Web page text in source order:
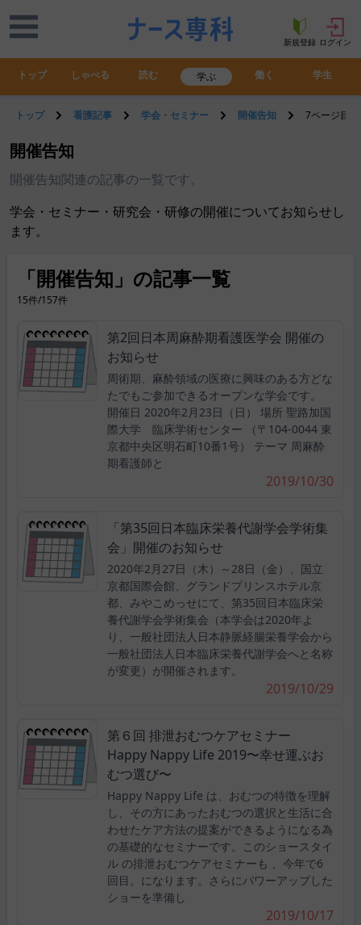
新規登録 ログイン
トップ しゃべる 読む 学ぶ 働く 学生
トップ 看護記事 学会・セミナー 開催告知 7ページ目
開催告知
開催告知関連の記事の一覧です。
学会・セミナー・研究会・研修の開催についてお知らせし
ます。
「開催告知」の記事一覧
15件/157件
第2回日本周麻酔期看護医学会 開催の
お知らせ
周術期、麻酔領域の医療に興味のある方どな
たでもご参加できるオープンな学会です。
開催日 2020年2月23日（日） 場所 聖路加国
際大学 臨床学術センター （〒104-0044 東
京都中央区明石町10番1号） テーマ 周麻酔
期看護師と
2019/10/30
「第35回日本臨床栄養代謝学会学術集
会」開催のお知らせ
2020年2月27日（木）～28日（金）、国立
京都国際会館、グランドプリンスホテル京
都、みやこめっせにて、第35回日本臨床栄
養代謝学会学術集会（本学会は2020年よ
り、一般社団法人日本静脈経腸栄養学会から
一般社団法人日本臨床栄養代謝学会へと名称
が変更）が開催されます。
2019/10/29
第６回 排泄おむつケアセミナー
Happy Nappy Life 2019〜幸せ運ぶお
むつ選び〜
Happy Nappy Life は、おむつの特徴を理解
し、その方にあったおむつの選択と生活に合
わせたケア方法の提案ができるようになる為
の基礎的なセミナーです。このショースタイ
ル の排泄おむつケアセミナーも 、今年で6
回目。になります。さらにパワーアップした
ショーを準備し
2019/10/17